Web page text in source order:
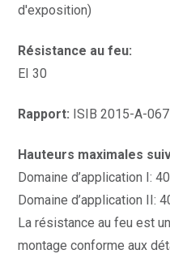
d'exposition)
Résistance au feu:
EI 30
Rapport: ISIB 2015-A-
Hauteurs maximales
Domaine d’application I:
Domaine d’application II:
La résistance au feu est
montage conforme aux